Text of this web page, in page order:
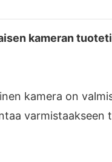
kameran
kamera on